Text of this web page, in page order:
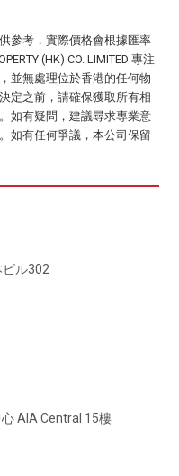
參考，實際價格會根據匯率
(HK) CO. LIMITED 專注
並無處理位於香港的任何物
定之前，請確保獲取所有相
如有疑問，建議尋求專業意
如有任何爭議，本公司保留
ビル302
AIA Central 15樓